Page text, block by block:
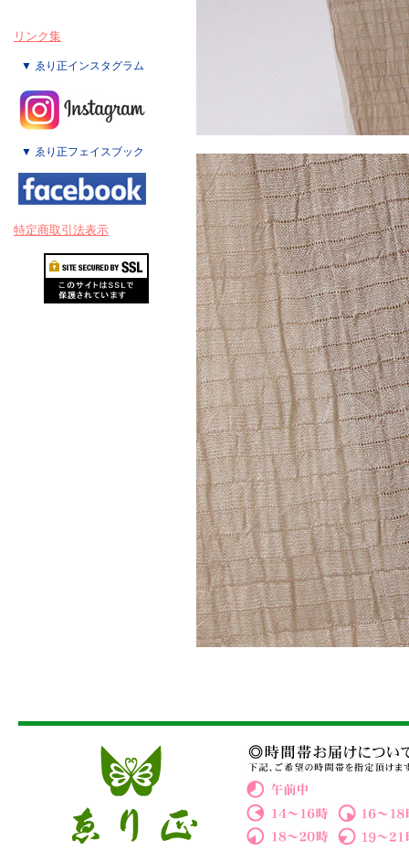
リンク集
▼ ゑり正インスタグラム
▼ ゑり正フェイスブック
特定商取引法表示